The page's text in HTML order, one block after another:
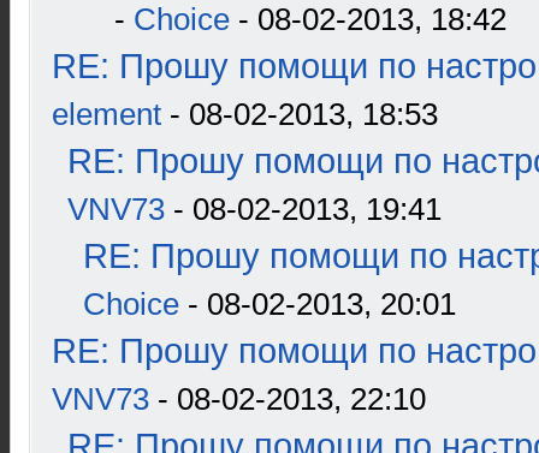
- Choice - 08-02-2013, 18:42
RE: Прошу помощи по
element - 08-02-2013, 18:53
RE: Прошу помощи по
VNV73 - 08-02-2013, 19:41
RE: Прошу помощи по
Choice - 08-02-2013, 20:01
RE: Прошу помощи по
VNV73 - 08-02-2013, 22:10